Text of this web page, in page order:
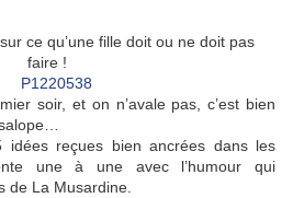
ce qu’une fille doit ou ne doit pas
faire !
soir, et on n’avale pas, c’est bien
reçues bien ancrées dans les
une à une avec l’humour qui
de La Musardine.